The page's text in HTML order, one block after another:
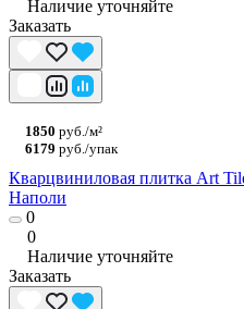
Наличие уточняйте
Заказать
1850 руб./м²
6179 руб./упак
Кварцвиниловая плитка Art
Наполи
0
0
Наличие уточняйте
Заказать